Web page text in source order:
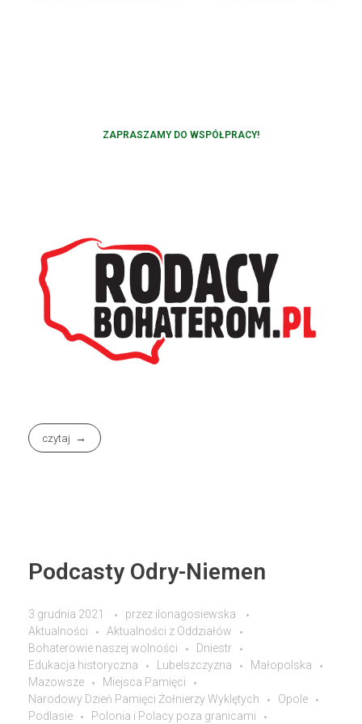
ZAPRASZAMY DO WSPÓŁPRACY!
czytaj
Podcasty Odry-Niemen
3 grudnia 2021 przez ilonagosiewska
Aktualności
Aktualności z Oddziałów
Bohaterowie naszej wolności
Dniestr
Edukacja historyczna
Lubelszczyzna
Małopolska
Mazowsze
Miejsca Pamięci
Narodowy Dzień Pamięci Żołnierzy Wyklętych
Opole
Podlasie
Polonia i Polacy poza granicami